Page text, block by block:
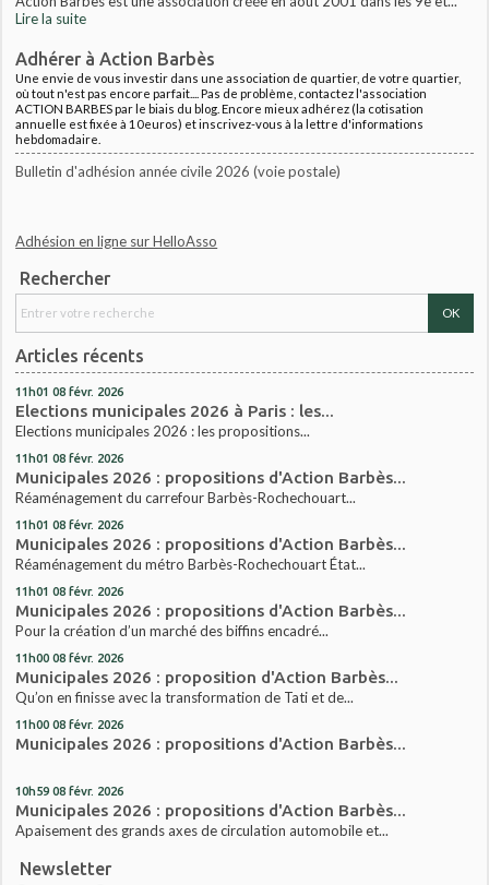
Lire la suite
Adhérer à Action Barbès
Une envie de vous investir dans une association de quartier, de votre quartier,
où tout n'est pas encore parfait.... Pas de problème, contactez l'association
ACTION BARBES par le biais du blog. Encore mieux adhérez (la cotisation
annuelle est fixée à 10euros) et inscrivez-vous à la lettre d'informations
hebdomadaire.
Bulletin d'adhésion année civile 2026 (voie postale)
Adhésion en ligne sur HelloAsso
Rechercher
Articles récents
11h01 08 févr. 2026
Elections municipales 2026 à Paris : les...
Elections municipales 2026 : les propositions...
11h01 08 févr. 2026
Municipales 2026 : propositions d'Action Barbès...
Réaménagement du carrefour Barbès-Rochechouart...
11h01 08 févr. 2026
Municipales 2026 : propositions d'Action Barbès...
Réaménagement du métro Barbès-Rochechouart État...
11h01 08 févr. 2026
Municipales 2026 : propositions d'Action Barbès...
Pour la création d’un marché des biffins encadré...
11h00 08 févr. 2026
Municipales 2026 : proposition d'Action Barbès...
Qu’on en finisse avec la transformation de Tati et de...
11h00 08 févr. 2026
Municipales 2026 : propositions d'Action Barbès...
10h59 08 févr. 2026
Municipales 2026 : propositions d'Action Barbès...
Apaisement des grands axes de circulation automobile et...
Newsletter